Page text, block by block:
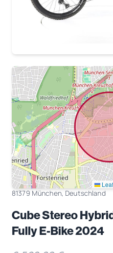
81379 München, Deutschland
Cube Stereo
Fully E-Bike 2024